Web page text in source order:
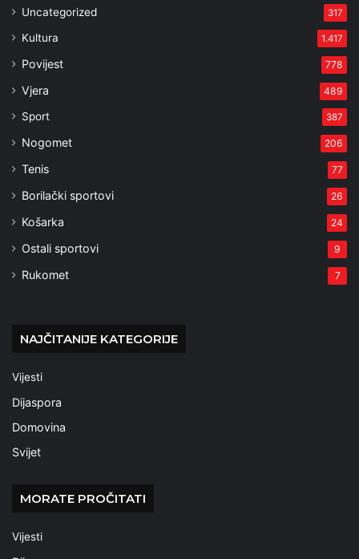
Uncategorized 317
Kultura 1.417
Povijest 778
Vjera 489
Sport 387
Nogomet 206
Tenis 77
Borilački sportovi 26
Košarka 24
Ostali sportovi 9
Rukomet 7
NAJČITANIJE KATEGORIJE
Vijesti
Dijaspora
Domovina
Svijet
MORATE PROČITATI
Vijesti